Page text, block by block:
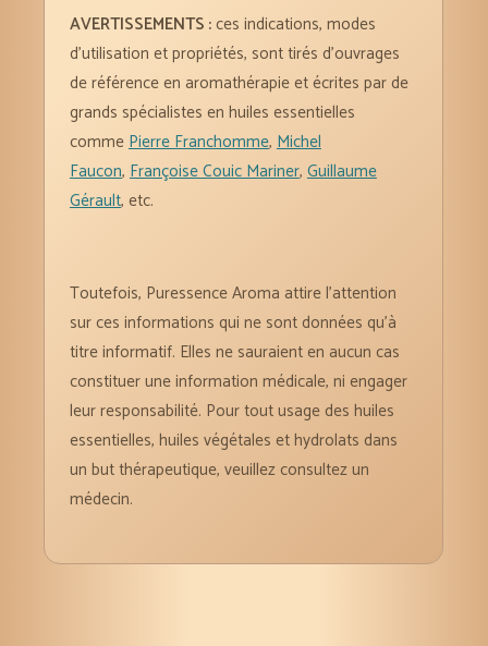
AVERTISSEMENTS :ces indications, modes
d’utilisation et propriétés, sont tirés d’ouvrages
de référence en aromathérapie et écrites par de
grands spécialistes en huiles essentielles
commePierre Franchomme,Michel
Faucon,Françoise Couic Mariner,Guillaume
Gérault, etc.
Toutefois, Puressence Aroma attire l’attention
sur ces informations qui ne sont données qu’à
titre informatif. Elles ne sauraient en aucun cas
constituer une information médicale, ni engager
leur responsabilité. Pour tout usage des huiles
essentielles, huiles végétales et hydrolats dans
un but thérapeutique, veuillez consultez un
médecin.